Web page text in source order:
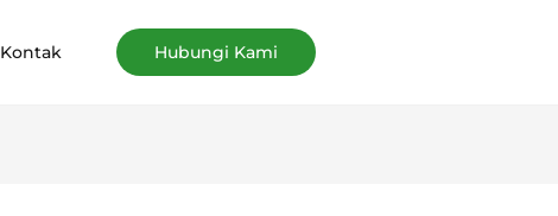
Kontak Hubungi Kami